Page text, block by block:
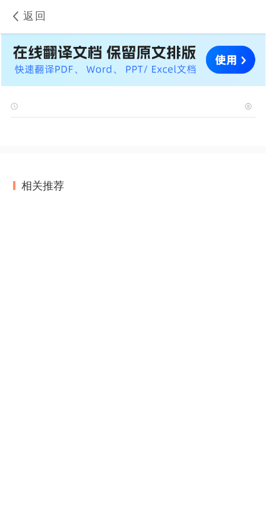
返回
相关推荐